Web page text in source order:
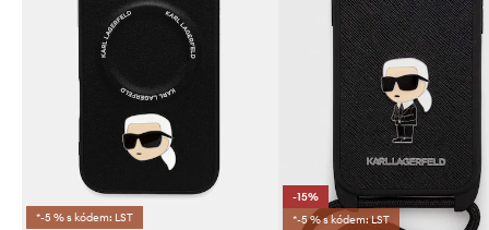
*-5 % s kódem: LST
-15%
*-5 % s kódem: LST